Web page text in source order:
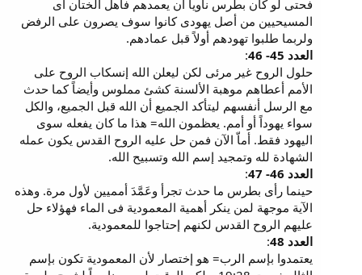
فحتى لو كان بطرس ناوياً ان يعمدهم فأهل الختان أى
المسيحيين من أصل يهودى كانوا سوف يصرون على الرفض
ولربما طلبوا تهودهم أولاً قبل عمادهم.
العدد 45- 46
:
حلول الروح غير مرئى لكن ليعلن الله إنسكاب الروح على
الأمم أعطاهم موهبة الألسنة كشئ مملوس وأيضاً كما حدث
مع الرسل أنفسهم ليتأكد الجميع أن الله قبل الجميع، والكل
سواء يهوداً أو أمم. يعظمون الله= هذا ما كان يفعله سوى
اليهود فقط. أماّ الآن فمن حل عليه الروح القدس يكون عمله
الشهادة لله وتمجيد إسم الله وتسبيح الله.
العدد 46- 47
:
حينما رأى بطرس ما حدث تجرأ وعَمَّدَ أمميين لأول مرة. وهذه
الآية موجهة لمن ينكر أهمية المعمودية فى الماء فهؤلاء حل
عليهم الروح القدس لكنهم إحتاجوا للمعمودية.
العدد 48
:
يعتمدوا بإسم الرب= هو إختصار لأن المعمودية تكون بإسم